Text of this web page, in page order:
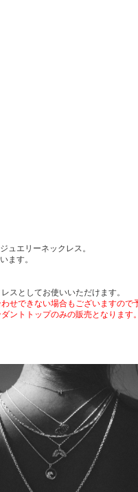
ュエリーネックレス。
ます。
スとしてお使いいただけます。
せできない場合もございますので
ントトップのみの販売となります。